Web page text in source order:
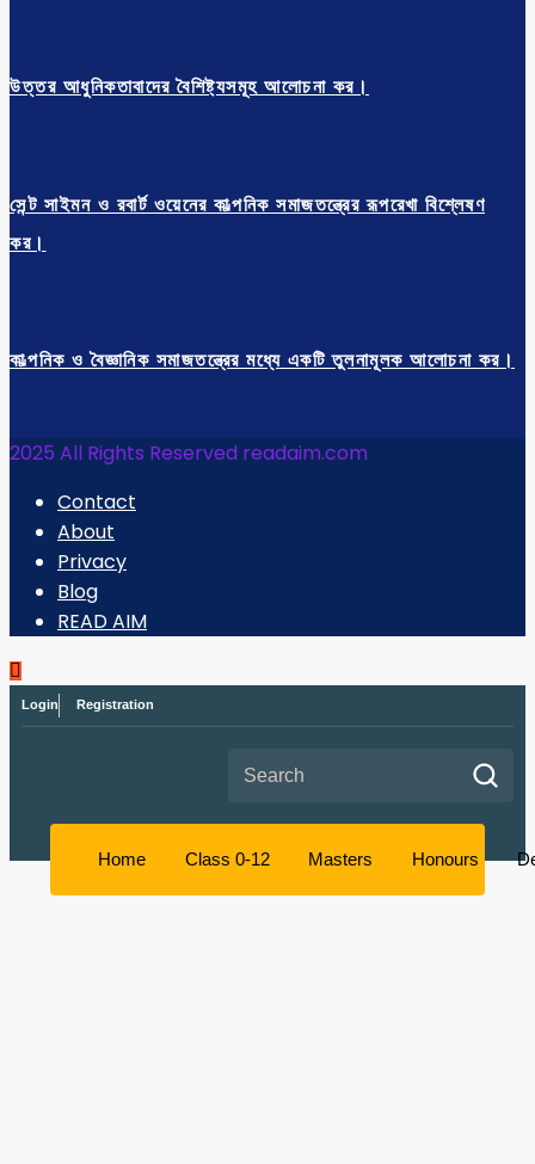
উত্তর আধুনিকতাবাদের বৈশিষ্ট্যসমূহ আলোচনা কর।
সেন্ট সাইমন ও রবার্ট ওয়েনের কাল্পনিক সমাজতন্ত্রের রূপরেখা বিশ্লেষণ
কর।
কাল্পনিক ও বৈজ্ঞানিক সমাজতন্ত্রের মধ্যে একটি তুলনামূলক আলোচনা কর।
2025 All Rights Reserved readaim.com
Contact
About
Privacy
Blog
READ AIM
Login Registration
Home Class 0-12 Masters Honours